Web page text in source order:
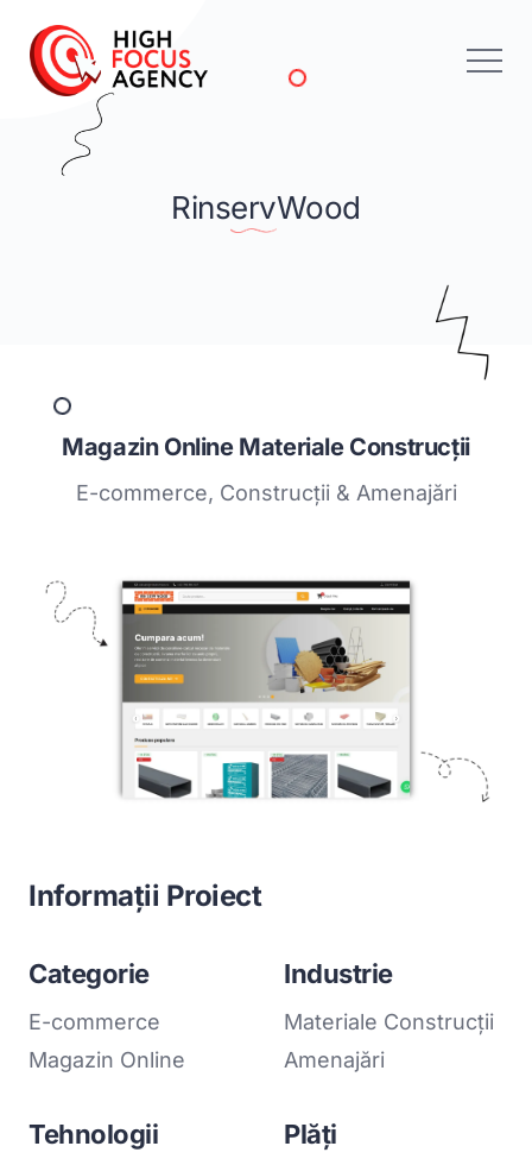
RinsErvWood
Magazin Online Materiale Construcții
E-commerce, Construcții & Amenajări
Informații Proiect
Categorie
E-commerce
Magazin Online
Industrie
Materiale Construcții
Amenajări
Tehnologii Plăți